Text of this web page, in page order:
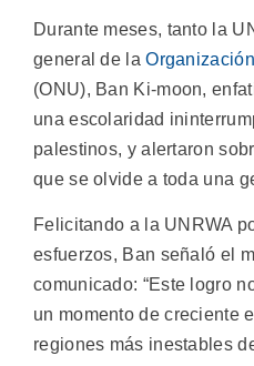
Durante meses, tanto la
general de la
(ONU), Ban Ki-moon,
una escolaridad
palestinos, y alertaron
que se olvide a toda una
Felicitando a la UNRWA
esfuerzos, Ban señaló el
comunicado: “Este logro
un momento de creciente
regiones más inestables